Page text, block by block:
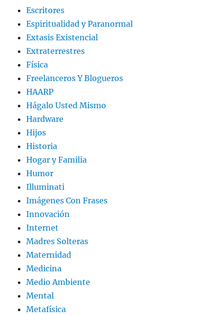
Escritores
Espiritualidad y Paranormal
Extasis Existencial
Extraterrestres
Física
Freelanceros Y Blogueros
HAARP
Hágalo Usted Mismo
Hardware
Hijos
Historia
Hogar y Familia
Humor
Illuminati
Imágenes Con Frases
Innovación
Internet
Madres Solteras
Maternidad
Medicina
Medio Ambiente
Mental
Metafísica